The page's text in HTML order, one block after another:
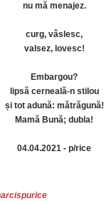
nu mă menajez.
curg, vâslesc,
valsez, lovesc!
Embargou?
lipsă cerneală-n stilou
și tot adună: mătrăgună!
Mamă Bună; dubla!
04.04.2021 - p/rice